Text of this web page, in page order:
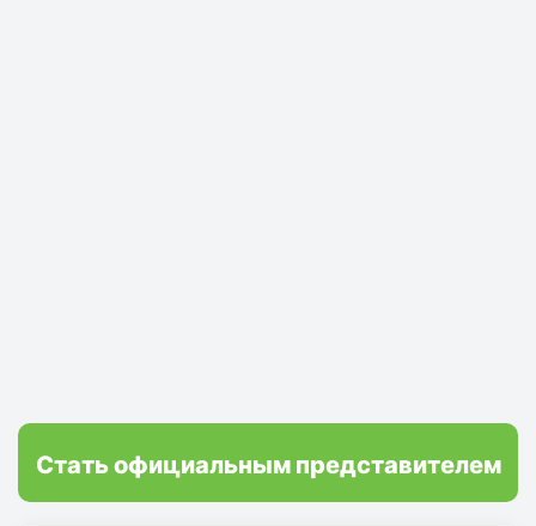
Стать официальным представителем